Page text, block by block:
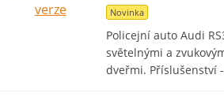
Novinka
Policejní auto Audi
světelnými a
dveřmi. Příslušenství